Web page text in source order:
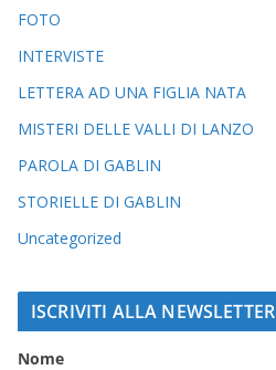
FOTO
INTERVISTE
LETTERA AD UNA FIGLIA NATA
MISTERI DELLE VALLI DI LANZO
PAROLA DI GABLIN
STORIELLE DI GABLIN
Uncategorized
ISCRIVITI ALLA NEWSLETTER
Nome